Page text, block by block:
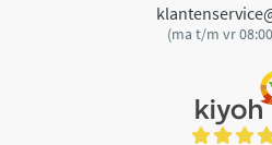
(ma t/m vr